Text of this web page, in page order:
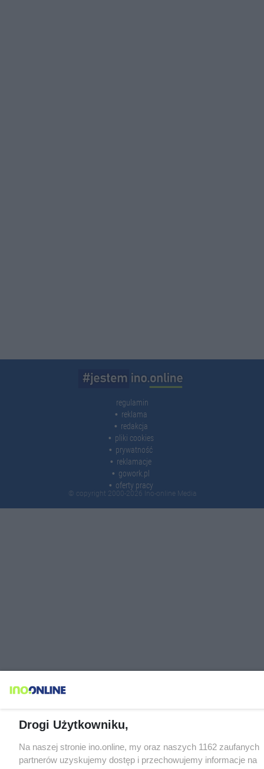
regulamin
reklama
redakcja
pliki cookies
prywatność
reklamacje
gowork.pl
oferty pracy
© copyright 2000-2026 Ino-online Media
Drogi Użytkowniku,
Na naszej stronie ino.online, my oraz naszych 1162 zaufanych
partnerów uzyskujemy dostęp i przechowujemy informacje na